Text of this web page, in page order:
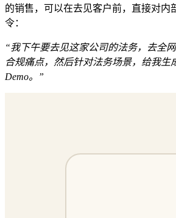
的销售，可以在去见客户前，直接对内
令：
“我下午要去见这家公司的法务，去全
合规痛点，然后针对法务场景，给我生
Demo。”